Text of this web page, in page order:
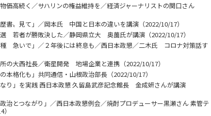
高続く／サハリンの権益維持を／経済ジャーナリストの関口さん
書〟見て」／岡本氏 中国と日本の違いを講演（2022/10/17）
若者が勝敗決した／静岡県立大 奥薗氏が講演（2022/10/17）
急いで」／２年後には終息も／西日本政懇／二木氏 コロナ対策話す
の大西社長／衛星開発 地場企業と連携（2022/10/17）
格化も」共同通信・山根政治部長（2022/10/17）
り」を実践 西日本政懇 久留島武彦記念館長 金成妍さんが講演
とつながり」／西日本政懇例会／焼酎プロデューサー黒瀬さん 素管テ